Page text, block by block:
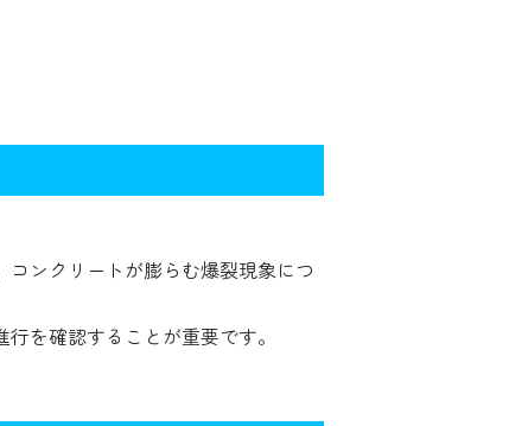
ンクリートが膨らむ爆裂現象につ
を確認することが重要です。